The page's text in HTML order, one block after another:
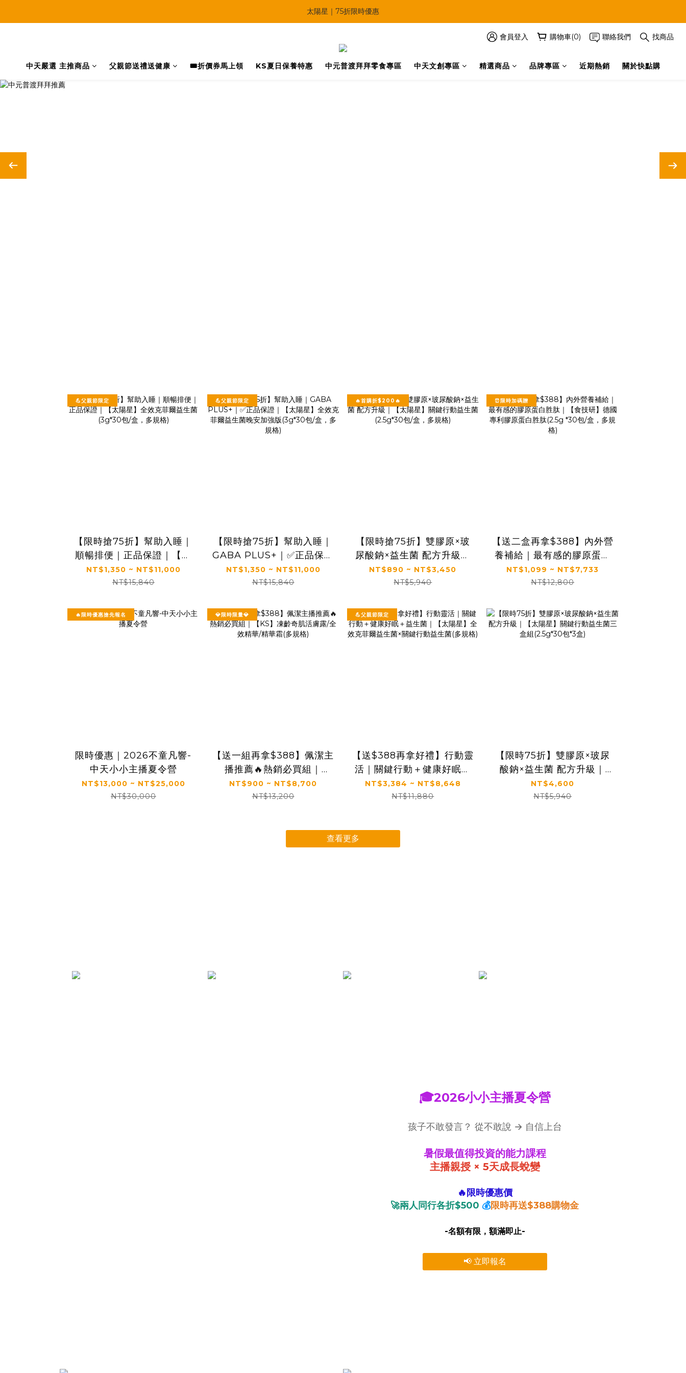
🔥父親節多重優惠一次享！
太陽星｜75折限時優惠
會員登入 購物車(0) 聯絡我們 找商品
中天嚴選 主推商品 父親節送禮送健康 🎟️折價券馬上領 KS夏日保養特惠 中元普渡拜拜零食專區 中天文創專區 精選商品 品牌專區 近期熱銷 關於快點購
💪父親節限定
【限時搶75折】幫助入睡｜
順暢排便｜正品保證｜【太
陽星】全效克菲爾益生菌
(3g*30包/盒，多規格)
NT$1,350 ~ NT$11,000
NT$15,840
💪父親節限定
【限時搶75折】幫助入睡｜
GABA PLUS+｜✅正品保證
｜【太陽星】全效克菲爾益
生菌晚安加強版(3g*30包/
NT$1,350 ~ NT$11,000
NT$15,840
🔥首購折$200🔥
【限時搶75折】雙膠原×玻
尿酸鈉×益生菌 配方升級｜
【太陽星】關鍵行動益生菌
(2.5g*30包/盒，多規格)
NT$890 ~ NT$3,450
NT$5,940
⏰限時加碼贈
【送二盒再拿$388】內外營
養補給｜最有感的膠原蛋白
胜肽｜【食技研】德國專利
膠原蛋白胜肽(2.5g *30包/
NT$1,099 ~ NT$7,733
NT$12,800
🔥限時優惠搶先報名
限時優惠｜2026不童凡響-
中天小小主播夏令營
NT$13,000 ~ NT$25,000
NT$30,000
💎限時限量💎
【送一組再拿$388】佩潔主
播推薦🔥熱銷必買組｜
【KS】凍齡奇肌活膚露/全效
精華/精華霜(多規格)
NT$900 ~ NT$8,700
NT$13,200
💪父親節限定
【送$388再拿好禮】行動靈
活｜關鍵行動＋健康好眠＋
益生菌｜【太陽星】全效克
菲爾益生菌×關鍵行動益生菌
NT$3,384 ~ NT$8,648
NT$11,880
【限時75折】雙膠原×玻尿
酸鈉×益生菌 配方升級｜
【太陽星】關鍵行動益生菌
三盒組(2.5g*30包*3盒)
NT$4,600
NT$5,940
查看更多
🎓2026小小主播夏令營
孩子不敢發言？ 從不敢說 → 自信上台
暑假最值得投資的能力課程
主播親授 × 5天成長蛻變
🔥限時優惠價
🚀兩人同行各折$500 💰限時再送$388購物金
-名額有限，額滿即止-
📢 立即報名